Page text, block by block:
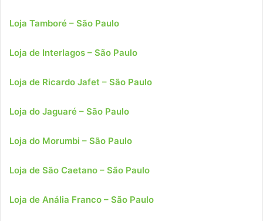
Loja Tamboré – São Paulo
Loja de Interlagos – São Paulo
Loja de Ricardo Jafet – São Paulo
Loja do Jaguaré – São Paulo
Loja do Morumbi – São Paulo
Loja de São Caetano – São Paulo
Loja de Anália Franco – São Paulo